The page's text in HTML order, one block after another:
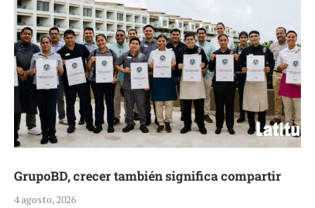
GrupoBD, crecer también significa compartir
4 agosto, 2026